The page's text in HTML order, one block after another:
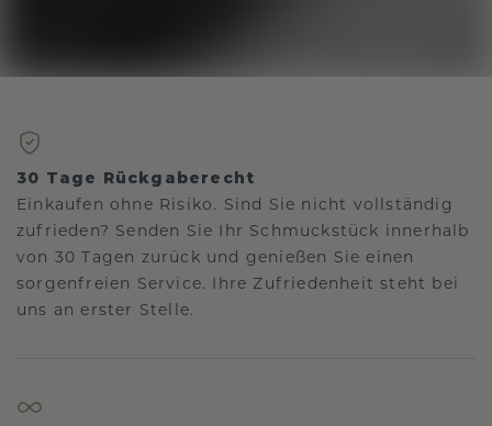
30 Tage Rückgaberecht
Einkaufen ohne Risiko. Sind Sie nicht vollständig
zufrieden? Senden Sie Ihr Schmuckstück innerhalb
von 30 Tagen zurück und genießen Sie einen
sorgenfreien Service. Ihre Zufriedenheit steht bei
uns an erster Stelle.